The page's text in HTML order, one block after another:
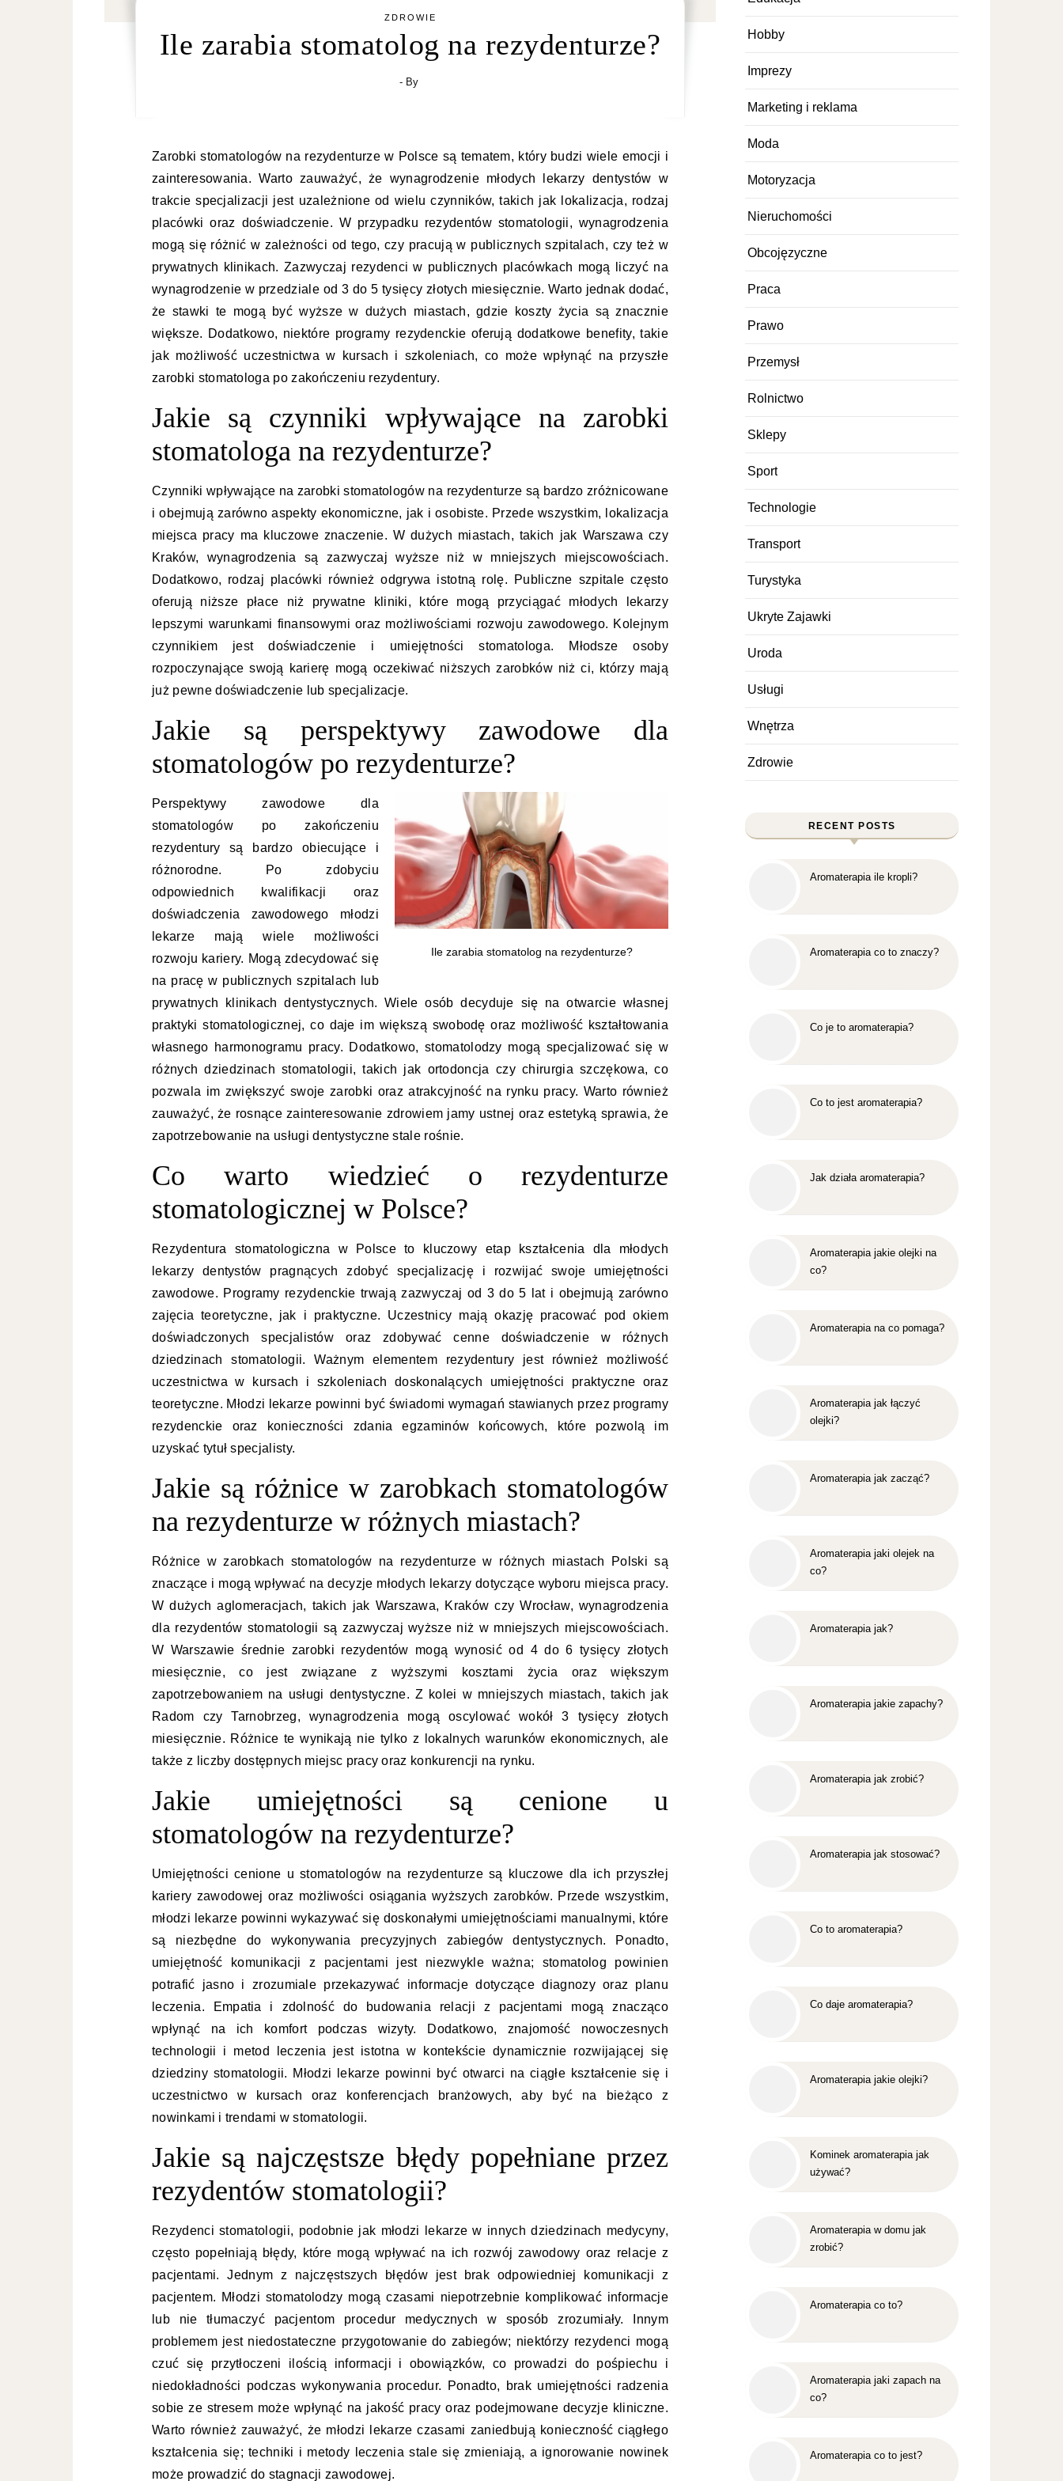
ZDROWIE
Ile zarabia stomatolog na rezydenturze?
- By
Zarobki stomatologów na rezydenturze w Polsce są tematem, który budzi wiele emocji i
zainteresowania. Warto zauważyć, że wynagrodzenie młodych lekarzy dentystów w
trakcie specjalizacji jest uzależnione od wielu czynników, takich jak lokalizacja, rodzaj
placówki oraz doświadczenie. W przypadku rezydentów stomatologii, wynagrodzenia
mogą się różnić w zależności od tego, czy pracują w publicznych szpitalach, czy też w
prywatnych klinikach. Zazwyczaj rezydenci w publicznych placówkach mogą liczyć na
wynagrodzenie w przedziale od 3 do 5 tysięcy złotych miesięcznie. Warto jednak dodać,
że stawki te mogą być wyższe w dużych miastach, gdzie koszty życia są znacznie
większe. Dodatkowo, niektóre programy rezydenckie oferują dodatkowe benefity, takie
jak możliwość uczestnictwa w kursach i szkoleniach, co może wpłynąć na przyszłe
zarobki stomatologa po zakończeniu rezydentury.
Jakie są czynniki wpływające na zarobki
stomatologa na rezydenturze?
Czynniki wpływające na zarobki stomatologów na rezydenturze są bardzo zróżnicowane
i obejmują zarówno aspekty ekonomiczne, jak i osobiste. Przede wszystkim, lokalizacja
miejsca pracy ma kluczowe znaczenie. W dużych miastach, takich jak Warszawa czy
Kraków, wynagrodzenia są zazwyczaj wyższe niż w mniejszych miejscowościach.
Dodatkowo, rodzaj placówki również odgrywa istotną rolę. Publiczne szpitale często
oferują niższe płace niż prywatne kliniki, które mogą przyciągać młodych lekarzy
lepszymi warunkami finansowymi oraz możliwościami rozwoju zawodowego. Kolejnym
czynnikiem jest doświadczenie i umiejętności stomatologa. Młodsze osoby
rozpoczynające swoją karierę mogą oczekiwać niższych zarobków niż ci, którzy mają
już pewne doświadczenie lub specjalizacje.
Jakie są perspektywy zawodowe dla
stomatologów po rezydenturze?
Ile zarabia stomatolog na rezydenturze?
Perspektywy zawodowe dla
stomatologów po zakończeniu
rezydentury są bardzo obiecujące i
różnorodne. Po zdobyciu
odpowiednich kwalifikacji oraz
doświadczenia zawodowego młodzi
lekarze mają wiele możliwości
rozwoju kariery. Mogą zdecydować się
na pracę w publicznych szpitalach lub
prywatnych klinikach dentystycznych. Wiele osób decyduje się na otwarcie własnej
praktyki stomatologicznej, co daje im większą swobodę oraz możliwość kształtowania
własnego harmonogramu pracy. Dodatkowo, stomatolodzy mogą specjalizować się w
różnych dziedzinach stomatologii, takich jak ortodoncja czy chirurgia szczękowa, co
pozwala im zwiększyć swoje zarobki oraz atrakcyjność na rynku pracy. Warto również
zauważyć, że rosnące zainteresowanie zdrowiem jamy ustnej oraz estetyką sprawia, że
zapotrzebowanie na usługi dentystyczne stale rośnie.
Co warto wiedzieć o rezydenturze
stomatologicznej w Polsce?
Rezydentura stomatologiczna w Polsce to kluczowy etap kształcenia dla młodych
lekarzy dentystów pragnących zdobyć specjalizację i rozwijać swoje umiejętności
zawodowe. Programy rezydenckie trwają zazwyczaj od 3 do 5 lat i obejmują zarówno
zajęcia teoretyczne, jak i praktyczne. Uczestnicy mają okazję pracować pod okiem
doświadczonych specjalistów oraz zdobywać cenne doświadczenie w różnych
dziedzinach stomatologii. Ważnym elementem rezydentury jest również możliwość
uczestnictwa w kursach i szkoleniach doskonalących umiejętności praktyczne oraz
teoretyczne. Młodzi lekarze powinni być świadomi wymagań stawianych przez programy
rezydenckie oraz konieczności zdania egzaminów końcowych, które pozwolą im
uzyskać tytuł specjalisty.
Jakie są różnice w zarobkach stomatologów
na rezydenturze w różnych miastach?
Różnice w zarobkach stomatologów na rezydenturze w różnych miastach Polski są
znaczące i mogą wpływać na decyzje młodych lekarzy dotyczące wyboru miejsca pracy.
W dużych aglomeracjach, takich jak Warszawa, Kraków czy Wrocław, wynagrodzenia
dla rezydentów stomatologii są zazwyczaj wyższe niż w mniejszych miejscowościach.
W Warszawie średnie zarobki rezydentów mogą wynosić od 4 do 6 tysięcy złotych
miesięcznie, co jest związane z wyższymi kosztami życia oraz większym
zapotrzebowaniem na usługi dentystyczne. Z kolei w mniejszych miastach, takich jak
Radom czy Tarnobrzeg, wynagrodzenia mogą oscylować wokół 3 tysięcy złotych
miesięcznie. Różnice te wynikają nie tylko z lokalnych warunków ekonomicznych, ale
także z liczby dostępnych miejsc pracy oraz konkurencji na rynku.
Jakie umiejętności są cenione u
stomatologów na rezydenturze?
Umiejętności cenione u stomatologów na rezydenturze są kluczowe dla ich przyszłej
kariery zawodowej oraz możliwości osiągania wyższych zarobków. Przede wszystkim,
młodzi lekarze powinni wykazywać się doskonałymi umiejętnościami manualnymi, które
są niezbędne do wykonywania precyzyjnych zabiegów dentystycznych. Ponadto,
umiejętność komunikacji z pacjentami jest niezwykle ważna; stomatolog powinien
potrafić jasno i zrozumiale przekazywać informacje dotyczące diagnozy oraz planu
leczenia. Empatia i zdolność do budowania relacji z pacjentami mogą znacząco
wpłynąć na ich komfort podczas wizyty. Dodatkowo, znajomość nowoczesnych
technologii i metod leczenia jest istotna w kontekście dynamicznie rozwijającej się
dziedziny stomatologii. Młodzi lekarze powinni być otwarci na ciągłe kształcenie się i
uczestnictwo w kursach oraz konferencjach branżowych, aby być na bieżąco z
nowinkami i trendami w stomatologii.
Jakie są najczęstsze błędy popełniane przez
rezydentów stomatologii?
Rezydenci stomatologii, podobnie jak młodzi lekarze w innych dziedzinach medycyny,
często popełniają błędy, które mogą wpływać na ich rozwój zawodowy oraz relacje z
pacjentami. Jednym z najczęstszych błędów jest brak odpowiedniej komunikacji z
pacjentem. Młodzi stomatolodzy mogą czasami niepotrzebnie komplikować informacje
lub nie tłumaczyć pacjentom procedur medycznych w sposób zrozumiały. Innym
problemem jest niedostateczne przygotowanie do zabiegów; niektórzy rezydenci mogą
czuć się przytłoczeni ilością informacji i obowiązków, co prowadzi do pośpiechu i
niedokładności podczas wykonywania procedur. Ponadto, brak umiejętności radzenia
sobie ze stresem może wpłynąć na jakość pracy oraz podejmowane decyzje kliniczne.
Warto również zauważyć, że młodzi lekarze czasami zaniedbują konieczność ciągłego
kształcenia się; techniki i metody leczenia stale się zmieniają, a ignorowanie nowinek
może prowadzić do stagnacji zawodowej.
Hobby
Imprezy
Marketing i reklama
Moda
Motoryzacja
Nieruchomości
Obcojęzyczne
Praca
Prawo
Przemysł
Rolnictwo
Sklepy
Sport
Technologie
Transport
Turystyka
Ukryte Zajawki
Uroda
Usługi
Wnętrza
Zdrowie
RECENT POSTS
Aromaterapia ile kropli?
Aromaterapia co to znaczy?
Co je to aromaterapia?
Co to jest aromaterapia?
Jak działa aromaterapia?
Aromaterapia jakie olejki na
co?
Aromaterapia na co pomaga?
Aromaterapia jak łączyć
olejki?
Aromaterapia jak zacząć?
Aromaterapia jaki olejek na
co?
Aromaterapia jak?
Aromaterapia jakie zapachy?
Aromaterapia jak zrobić?
Aromaterapia jak stosować?
Co to aromaterapia?
Co daje aromaterapia?
Aromaterapia jakie olejki?
Kominek aromaterapia jak
używać?
Aromaterapia w domu jak
zrobić?
Aromaterapia co to?
Aromaterapia jaki zapach na
co?
Aromaterapia co to jest?